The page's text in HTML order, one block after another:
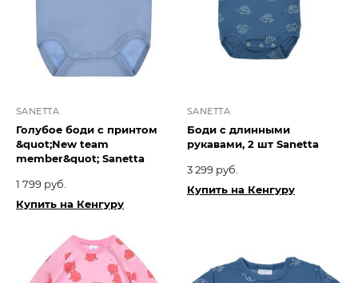
SANETTA
Голубое боди с принтом
&quot;New team
member&quot; Sanetta
1 799 руб.
Купить на Кенгуру
SANETTA
Боди с длинными
рукавами, 2 шт Sanetta
3 299 руб.
Купить на Кенгуру